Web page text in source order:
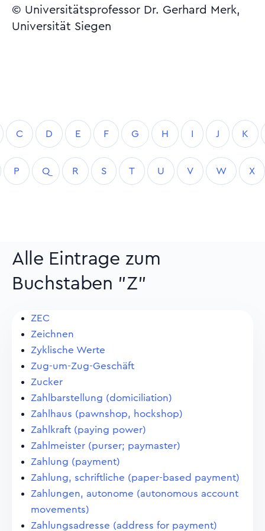
© Universitätsprofessor Dr. Gerhard Merk,
Universität Siegen
C D E F G H I J K
P Q R S T U V W X
Alle Eintrage zum
Buchstaben "Z"
ZEC
Zeichnen
Zyklische Werte
Zug-um-Zug-Geschäft
Zucker
Zahlbarstellung (domiciliation)
Zahlhaus (pawnshop, hockshop)
Zahlkraft (paying power)
Zahlmeister (purser; paymaster)
Zahlung (payment)
Zahlung, schriftliche (paper-based payment)
Zahlungen, autonome (autonomous account
movements)
Zahlungsadresse (address for payment)